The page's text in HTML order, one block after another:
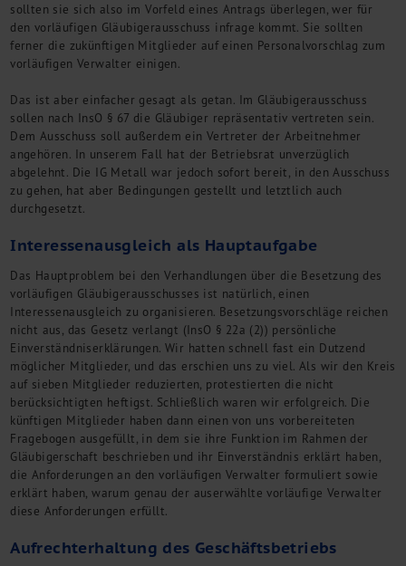
sollten sie sich also im Vorfeld eines Antrags überlegen, wer für
den vorläufigen Gläubigerausschuss infrage kommt. Sie sollten
ferner die zukünftigen Mitglieder auf einen Personalvorschlag zum
vorläufigen Verwalter einigen.
Das ist aber einfacher gesagt als getan. Im Gläubigerausschuss
sollen nach InsO § 67 die Gläubiger repräsentativ vertreten sein.
Dem Ausschuss soll außerdem ein Vertreter der Arbeitnehmer
angehören. In unserem Fall hat der Betriebsrat unverzüglich
abgelehnt. Die IG Metall war jedoch sofort bereit, in den Ausschuss
zu gehen, hat aber Bedingungen gestellt und letztlich auch
durchgesetzt.
Interessenausgleich als Hauptaufgabe
Das Hauptproblem bei den Verhandlungen über die Besetzung des
vorläufigen Gläubigerausschusses ist natürlich, einen
Interessenausgleich zu organisieren. Besetzungsvorschläge reichen
nicht aus, das Gesetz verlangt (InsO § 22a (2)) persönliche
Einverständniserklärungen. Wir hatten schnell fast ein Dutzend
möglicher Mitglieder, und das erschien uns zu viel. Als wir den Kreis
auf sieben Mitglieder reduzierten, protestierten die nicht
berücksichtigten heftigst. Schließlich waren wir erfolgreich. Die
künftigen Mitglieder haben dann einen von uns vorbereiteten
Fragebogen ausgefüllt, in dem sie ihre Funktion im Rahmen der
Gläubigerschaft beschrieben und ihr Einverständnis erklärt haben,
die Anforderungen an den vorläufigen Verwalter formuliert sowie
erklärt haben, warum genau der auserwählte vorläufige Verwalter
diese Anforderungen erfüllt.
Aufrechterhaltung des Geschäftsbetriebs